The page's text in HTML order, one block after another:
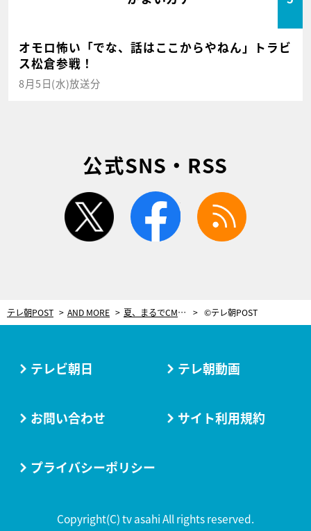
オモロ怖い「でな、話はここからやねん」トラビ
ス松倉参戦！
8月5日(水)放送分
公式SNS・RSS
twitter facebook
テレ朝POST AND MORE 夏、まるでCMのように味わいたい！テレ朝夏祭りで飲める「キン冷えコーク」 ©テレ朝POST
テレビ朝日 テレ朝動画
お問い合わせ サイト利用規約
プライバシーポリシー
Copyright(C) tv asahi All rights reserved.